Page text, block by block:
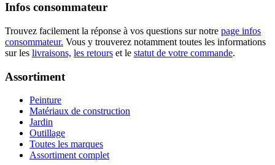
Infos consommateur
Trouvez facilement la réponse à vos questions sur notre page infos
consommateur. Vous y trouverez notamment toutes les informations
sur les livraisons, les retours et le statut de votre commande.
Assortiment
Peinture
Matériaux de construction
Jardin
Outillage
Toutes les marques
Assortiment complet